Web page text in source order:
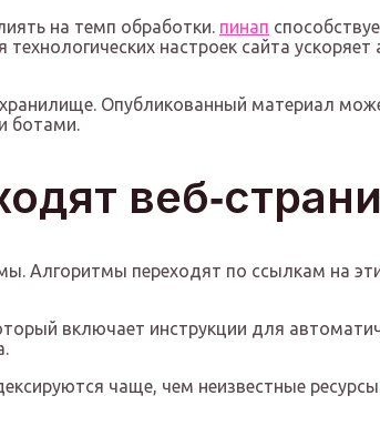
на темп обработки. пинап
настроек сайта ускоряет
Опубликованный материал
ботами.
Алгоритмы переходят по ссылкам на
включает инструкции для
чаще, чем неизвестные